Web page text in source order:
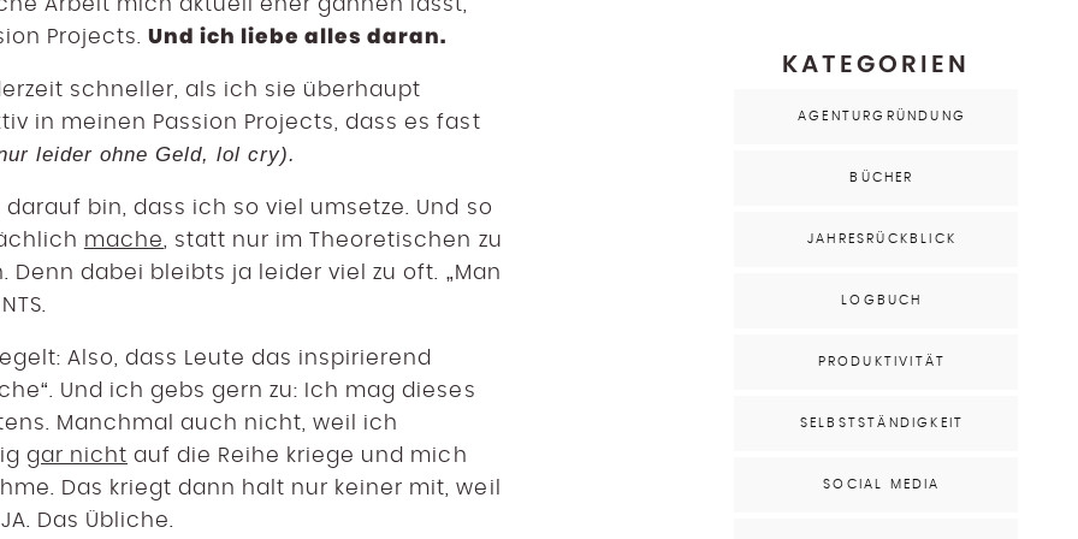
Projects. Und ich liebe alles daran.
schneller, als ich sie überhaupt
in meinen Passion Projects, dass es fast
leider ohne Geld, lol cry).
bin, dass ich so viel umsetze. Und so
mache
, statt nur im Theoretischen zu
dabei bleibts ja leider viel zu oft. „Man
Also, dass Leute das inspirierend
Und ich gebs gern zu: Ich mag dieses
Manchmal auch nicht, weil ich
gar nicht auf die Reihe kriege und mich
Das kriegt dann halt nur keiner mit, weil
Das Übliche.
KATEGORIEN
AGENTURGRÜNDUNG
BÜCHER
JAHRESRÜCKBLICK
LOGBUCH
PRODUKTIVITÄT
SELBSTSTÄNDIGKEIT
SOCIAL MEDIA